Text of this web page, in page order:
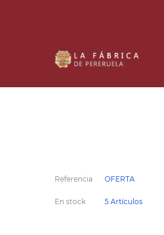
Referencia OFERTA
En stock 5 Artículos